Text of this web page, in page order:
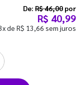
De: R$ 46,00 por
R$ 40,99
de R$ 13,66 sem juros